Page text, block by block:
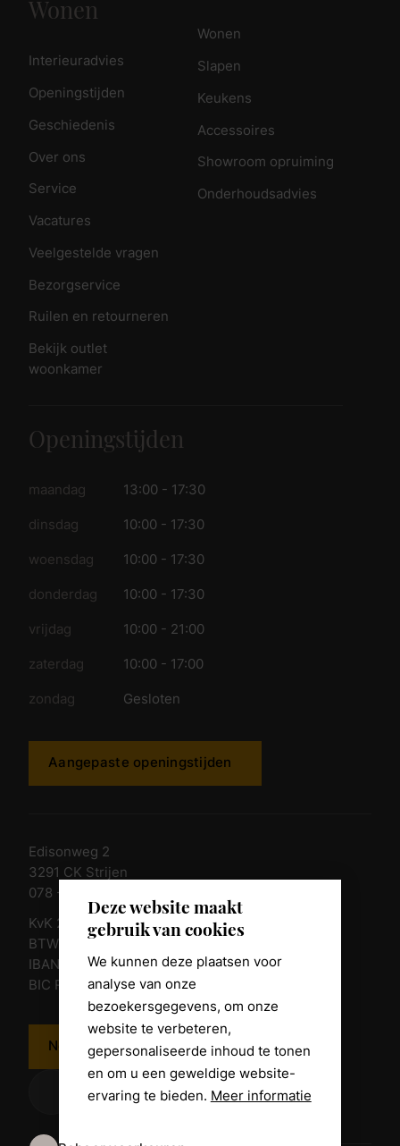
Deze website maakt
gebruik van cookies
We kunnen deze plaatsen voor
analyse van onze
bezoekersgegevens, om onze
website te verbeteren,
gepersonaliseerde inhoud te tonen
en om u een geweldige website-
ervaring te bieden. Meer informatie
Wonen
Interieuradvies
Openingstijden
Geschiedenis
Over ons
Service
Vacatures
Veelgestelde vragen
Bezorgservice
Ruilen en retourneren
Bekijk outlet
woonkamer
Wonen
Slapen
Keukens
Accessoires
Showroom opruiming
Onderhoudsadvies
Openingstijden
maandag 13:00 - 17:30
dinsdag 10:00 - 17:30
woensdag 10:00 - 17:30
donderdag 10:00 - 17:30
vrijdag 10:00 - 21:00
zaterdag 10:00 - 17:00
zondag Gesloten
Aangepaste openingstijden
Edisonweg 2
3291 CK Strijen
078 - 674 84 85
KvK 23011135
BTW nr. NL 805098938.B.01
IBAN NL10 RABO 0361 8039 58
BIC RABONL2U
Neem contact op